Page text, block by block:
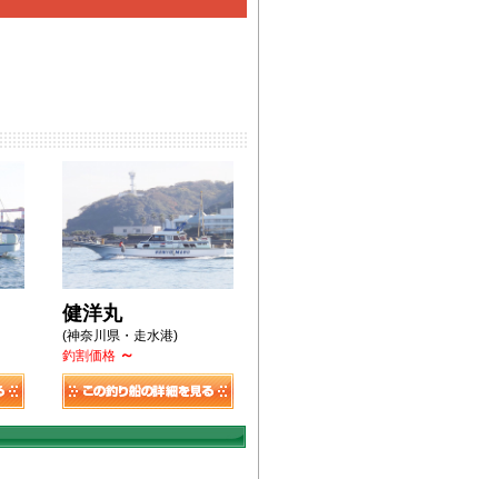
健洋丸
(神奈川県・走水港)
釣割価格 ～